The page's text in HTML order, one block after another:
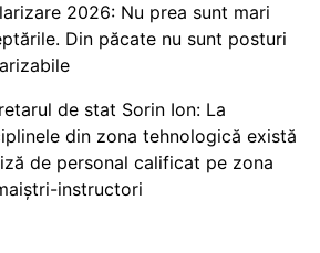
2026: Nu prea sunt mari
Din păcate nu sunt posturi
de stat Sorin Ion: La
din zona tehnologică există
de personal calificat pe zona
instructori